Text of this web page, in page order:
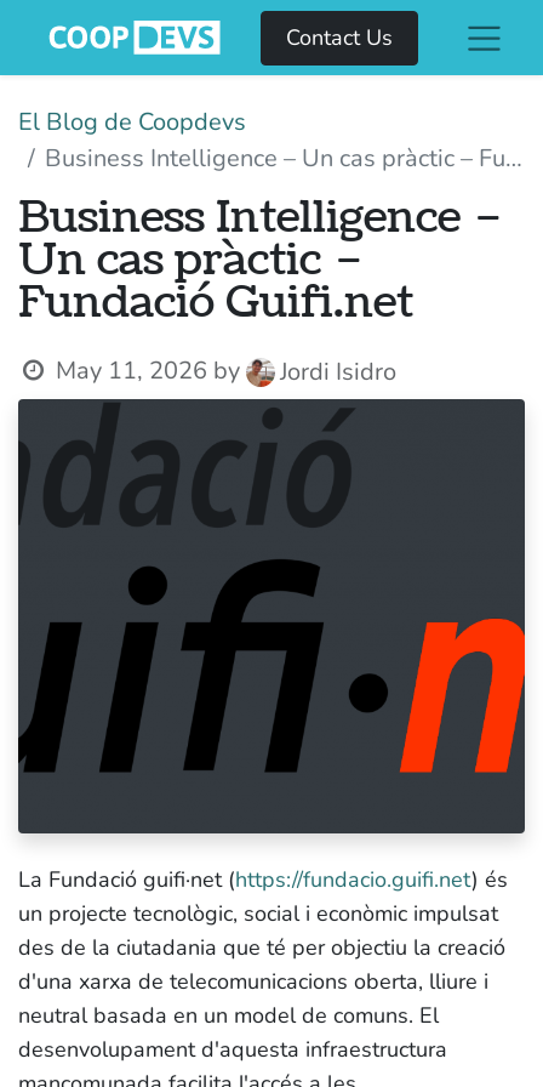
Contact Us
El Blog de Coopdevs
Business Intelligence – Un cas pràctic – Fundació Guifi.net
Business Intelligence –
Un cas pràctic –
Fundació Guifi.net
May 11, 2026 by Jordi Isidro
La Fundació guifi·net (https://fundacio.guifi.net) és
un projecte tecnològic, social i econòmic impulsat
des de la ciutadania que té per objectiu la creació
d'una xarxa de telecomunicacions oberta, lliure i
neutralbasada en un model de comuns. El
desenvolupament d'aquesta infraestructura